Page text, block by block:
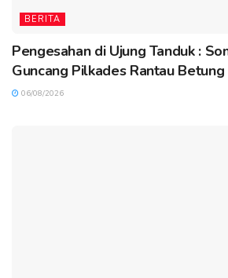
BERITA
Pengesahan di Ujung Tanduk :
Guncang Pilkades Rantau Betung
06/08/2026